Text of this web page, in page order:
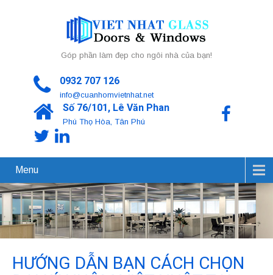
Góp phần làm đẹp cho ngôi nhà của bạn!
0932 707 126
info@cuanhomvietnhat.net
Số 76/101, Lê Văn Phan
Phú Thọ Hòa, Tân Phú
Menu
HƯỚNG DẪN BẠN CÁCH CHỌN